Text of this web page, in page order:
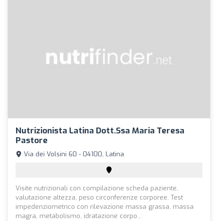
Nutrizionista Latina Dott.ssa Maria Teresa
Pastore
Via dei Volsini 60 - 04100, Latina
Visite nutrizionali con compilazione scheda paziente,
valutazione altezza, peso circonferenze corporee. Test
impedenziometrico con rilevazione massa grassa, massa
magra, metabolismo, idratazione corpo...